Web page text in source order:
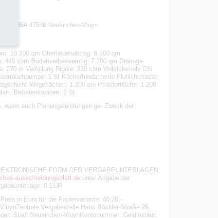
85A 47506 Neukirchen-Vluyn
10.200 qm Oberbodenabtrag: 6.500 qm
440 cbm Bodenverbesserung: 7.200 qm Dränage:
270 m Verfüllung Rigole: 330 cbm Vollsickerrohr DN
1 St Köcherfundamente Flutlichtmaste:
Wegeflächen: 1.200 qm Pflasterfläche: 1.200
, Betreuerkabinen: 2 St
wenn auch Planungsleistungen ge- Zweck der
FORM DER VERGABEUNTERLAGEN:
ausschreibungsblatt.deunter Angabe der
0 EUR
in Euro für die Papiervariante: 40.20,-
Vergabestelle Hans Böckler-Straße 26,
Stadt Neukirchen-VluynKontonummer: Geldinstitut: